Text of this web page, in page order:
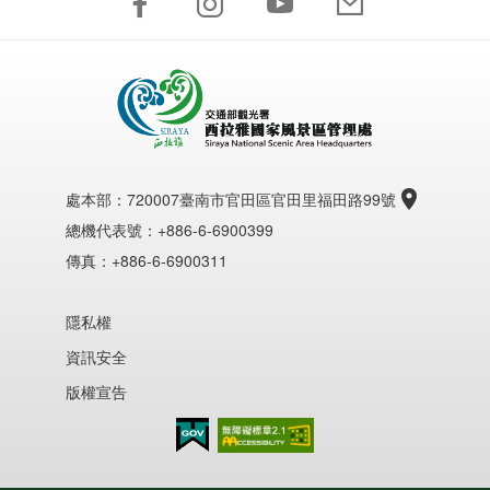
處本部： 720007臺南市官田區官田里福田路99號
總機代表號：+886-6-6900399
傳真：+886-6-6900311
隱私權
資訊安全
版權宣告